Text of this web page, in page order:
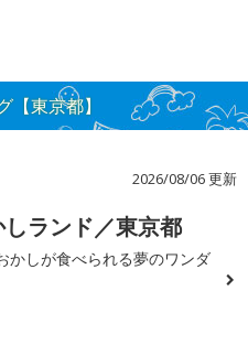
【東京都】
2026/08/06 更新
ランド／東京都
かしが食べられる夢のワンダ